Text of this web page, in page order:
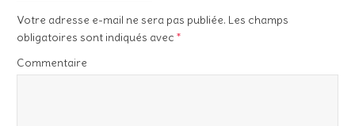
Votre adresse e-mail ne sera pas publiée. Les champs
obligatoires sont indiqués avec *
Commentaire